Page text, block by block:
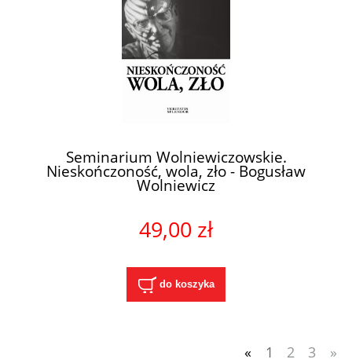
Seminarium Wolniewiczowskie.
Nieskończoność, wola, zło - Bogusław
Wolniewicz
49,00 zł
do koszyka
« 1 2 3 »